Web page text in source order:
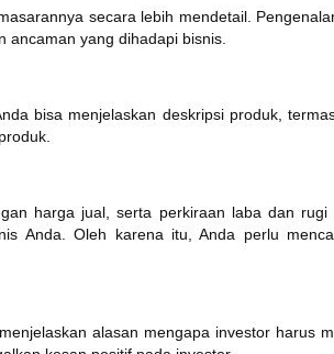
secara lebih mendetail.
ancaman yang dihadapi bisnis.
bisa menjelaskan deskripsi produk,
harga jual, serta perkiraan laba dan rugi
Anda. Oleh karena itu, Anda perlu
alasan mengapa investor harus